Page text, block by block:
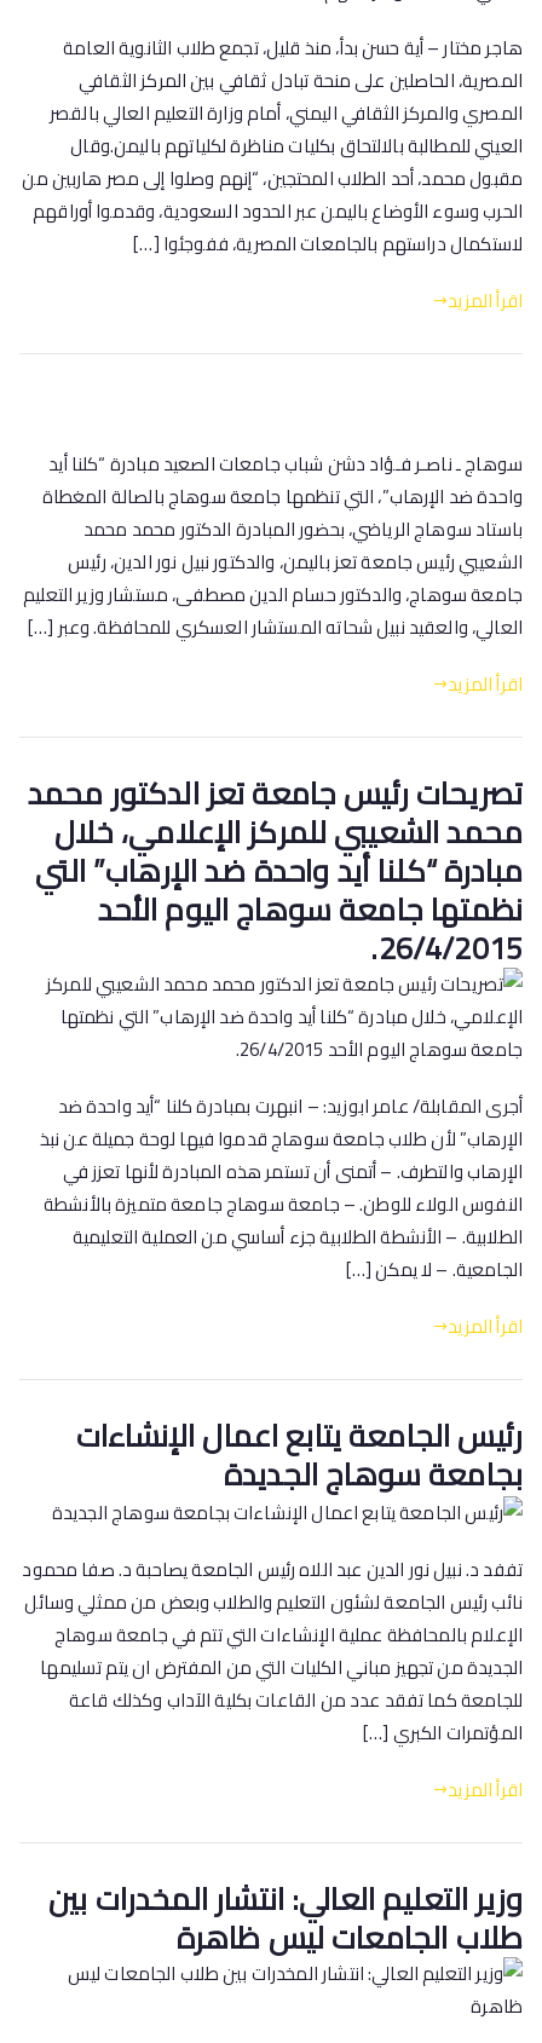
هاجر مختار – أية حسن بدأ، منذ قليل، تجمع طلاب الثانوية العامة
المصرية، الحاصلين على منحة تبادل ثقافي بين المركز الثقافي
المصري والمركز الثقافي اليمني، أمام وزارة التعليم العالي بالقصر
العيني للمطالبة بالالتحاق بكليات مناظرة لكلياتهم باليمن.وقال
مقبول محمد، أحد الطلاب المحتجين، “إنهم وصلوا إلى مصر هاربين من
الحرب وسوء الأوضاع باليمن عبر الحدود السعودية، وقدموا أوراقهم
لاستكمال دراستهم بالجامعات المصرية، ففوجئوا […]
اقرأ المزيد
سوهاج ـ ناصـر فـؤاد دشن شباب جامعات الصعيد مبادرة “كلنا أيد
واحدة ضد الإرهاب”، التي تنظمها جامعة سوهاج بالصالة المغطاة
باستاد سوهاج الرياضي، بحضور المبادرة الدكتور محمد محمد
الشعيبي رئيس جامعة تعز باليمن، والدكتور نبيل نور الدين، رئيس
جامعة سوهاج، والدكتور حسام الدين مصطفى، مستشار وزير التعليم
العالي، والعقيد نبيل شحاته المستشار العسكري للمحافظة. وعبر […]
اقرأ المزيد
تصريحات رئيس جامعة تعز الدكتور محمد
محمد الشعيبي للمركز الإعلامي، خلال
مبادرة “كلنا أيد واحدة ضد الإرهاب” التي
نظمتها جامعة سوهاج اليوم الأحد
26/4/2015.
أجرى المقابلة/ عامر ابوزيد: – انبهرت بمبادرة كلنا “أيد واحدة ضد
الإرهاب” لأن طلاب جامعة سوهاج قدموا فيها لوحة جميلة عن نبذ
الإرهاب والتطرف. – أتمنى أن تستمر هذه المبادرة لأنها تعزز في
النفوس الولاء للوطن. – جامعة سوهاج جامعة متميزة بالأنشطة
الطلابية. – الأنشطة الطلابية جزء أساسي من العملية التعليمية
الجامعية. – لا يمكن […]
اقرأ المزيد
رئيس الجامعة يتابع اعمال الإنشاءات
بجامعة سوهاج الجديدة
تففد د. نبيل نور الدين عبد اللاه رئيس الجامعة يصاحبة د. صفا محمود
نائب رئيس الجامعة لشئون التعليم والطلاب وبعض من ممثلي وسائل
الإعلام بالمحافظة عملية الإنشاءات التي تتم في جامعة سوهاج
الجديدة من تجهيز مباني الكليات التي من المفترض ان يتم تسليمها
للجامعة كما تفقد عدد من القاعات بكلية الآداب وكذلك قاعة
المؤتمرات الكبري […]
اقرأ المزيد
وزير التعليم العالي: انتشار المخدرات بين
طلاب الجامعات ليس ظاهرة